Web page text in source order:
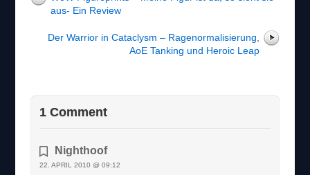
aus- Ein Review
Der Warrior in Cataclysm – Ragenormalisierung,
AoE Tanking und Heroic Leap
1 Comment
Nighthoof
22. APRIL 2010 @ 09:12